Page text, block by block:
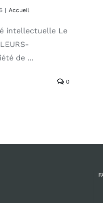
| Accueil
intellectuelle Le
de ...
0